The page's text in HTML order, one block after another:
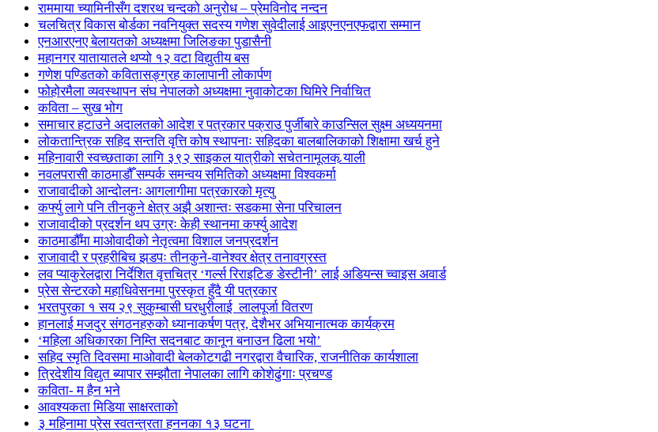
राममाया च्यामिनीसँग दशरथ चन्दको अनुरोध – प्रेमविनोद नन्दन
चलचित्र विकास बोर्डका नवनियुक्त सदस्य गणेश सुवेदीलाई आइएनएनएफद्वारा सम्मान
एनआरएनए बेलायतको अध्यक्षमा जिलिङका पुडासैनी
महानगर यातायातले थप्यो १२ वटा विद्युतीय बस
गणेश पण्डितको कवितासङ्ग्रह कालापानी लोकार्पण
फोहोरमैला व्यवस्थापन संघ नेपालको अध्यक्षमा नुवाकोटका घिमिरे निर्वाचित
कविता – सुख भोग
समाचार हटाउने अदालतको आदेश र पत्रकार पक्राउ पुर्जीबारे काउन्सिल सुक्ष्म अध्ययनमा
लोकतान्त्रिक सहिद सन्तति वृत्ति कोष स्थापनाः सहिदका बालबालिकाको शिक्षामा खर्च हुने
महिनावारी स्वच्छताका लागि ३९२ साइकल यात्रीको सचेतनामूलक र्‍याली
नवलपरासी काठमाडौँ सम्पर्क समन्वय समितिको अध्यक्षमा विश्वकर्मा
राजावादीको आन्दोलनः आगलागीमा पत्रकारको मृत्यु
कर्फ्यु लागे पनि तीनकुने क्षेत्र अझै अशान्तः सडकमा सेना परिचालन
राजावादीको प्रदर्शन थप उग्रः केही स्थानमा कर्फ्यु आदेश
काठमाडौँमा माओवादीको नेतृत्वमा विशाल जनप्रदर्शन
राजावादी र प्रहरीबिच झडपः तीनकुने-वानेश्वर क्षेत्र तनावग्रस्त
लव प्याकुरेलद्वारा निर्देशित वृत्तचित्र ‘गर्ल्स रिराइटिङ डेस्टीनी’ लाई अडियन्स च्वाइस अवार्ड
प्रेस सेन्टरको महाधिवेसनमा पुरस्कृत हुँदै यी पत्रकार
भरतपुरका १ सय २९ सुकुम्बासी घरधुरीलाई लालपूर्जा वितरण
हानलाई मजदुर संगठनहरुको ध्यानाकर्षण पत्र, देशैभर अभियानात्मक कार्यक्रम
‘महिला अधिकारका निम्ति सदनबाट कानून बनाउन ढिला भयो’
सहिद स्मृति दिवसमा माओवादी बेलकोटगढी नगरद्वारा वैचारिक, राजनीतिक कार्यशाला
त्रिदेशीय विद्युत ब्यापार सम्झौता नेपालका लागि कोशेढुंगाः प्रचण्ड
कविता- म हैन भने
आवश्यकता मिडिया साक्षरताको
३ महिनामा प्रेस स्वतन्त्रता हननका १३ घटना